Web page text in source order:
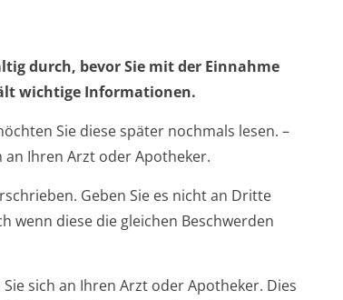
durch, bevor Sie mit der Einnahme
wichtige Informationen.
Sie diese später nochmals lesen. –
an Ihren Arzt oder Apotheker.
Geben Sie es nicht an Dritte
wenn diese die gleichen Beschwerden
sich an Ihren Arzt oder Apotheker. Dies